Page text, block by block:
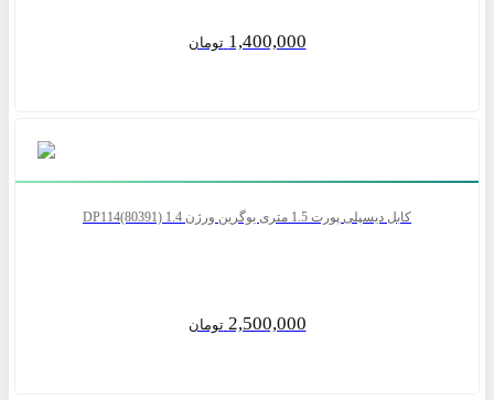
1,400,000 تومان
کابل دیسپلی پورت 1.5 متری یوگرین ورژن 1.4 DP114(80391)
2,500,000 تومان